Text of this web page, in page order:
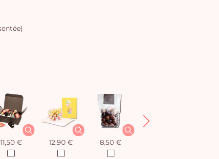
11,50 € 12,90 € 8,50 €